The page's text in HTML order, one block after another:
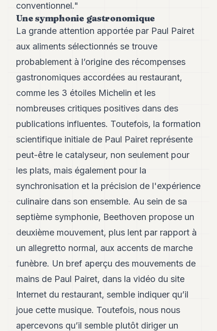
Andy
3
FINANCE
ART
VIVRE
ASSURANCE
POLITIQUE
IMMOBILIER
EQUITY
SPORT
JURIDIQUE
ENTREPRISES
ASSOCIATIONS
S'ABONNER
conventionnel."
Une symphonie gastronomique
La grande attention apportée par Paul Pairet
aux aliments sélectionnés se trouve
probablement à l’origine des récompenses
gastronomiques accordées au restaurant,
comme les 3 étoiles Michelin et les
nombreuses critiques positives dans des
publications influentes. Toutefois, la formation
scientifique initiale de Paul Pairet représente
peut-être le catalyseur, non seulement pour
les plats, mais également pour la
synchronisation et la précision de l'expérience
culinaire dans son ensemble. Au sein de sa
septième symphonie, Beethoven propose un
deuxième mouvement, plus lent par rapport à
un allegretto normal, aux accents de marche
funèbre. Un bref aperçu des mouvements de
mains de Paul Pairet, dans la vidéo du site
Internet du restaurant, semble indiquer qu’il
joue cette musique. Toutefois, nous nous
apercevons qu’il semble plutôt diriger un